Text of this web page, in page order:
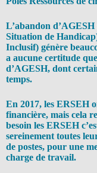
L’abandon
Situation de
Inclusif) génère
a aucune certitude
d’AGESH, dont
temps.
En 2017, les ERSEH
financière, mais cela
besoin les ERSEH
sereinement toutes
de postes, pour une
charge de travail.